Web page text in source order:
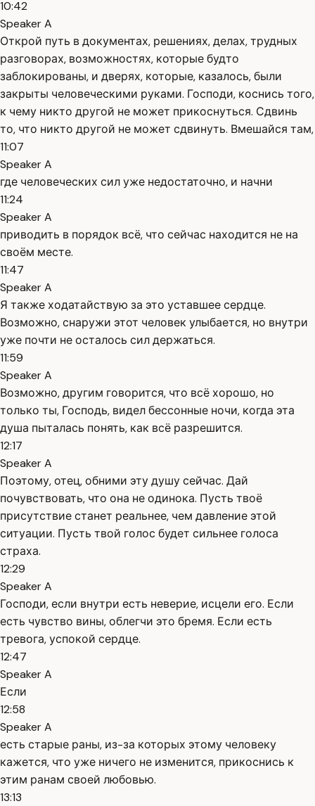
10:42
Speaker A
Открой путь в документах, решениях, делах, трудных
разговорах, возможностях, которые будто
заблокированы, и дверях, которые, казалось, были
закрыты человеческими руками. Господи, коснись того,
к чему никто другой не может прикоснуться. Сдвинь
то, что никто другой не может сдвинуть. Вмешайся там,
11:07
Speaker A
где человеческих сил уже недостаточно, и начни
11:24
Speaker A
приводить в порядок всё, что сейчас находится не на
своём месте.
11:47
Speaker A
Я также ходатайствую за это уставшее сердце.
Возможно, снаружи этот человек улыбается, но внутри
уже почти не осталось сил держаться.
11:59
Speaker A
Возможно, другим говорится, что всё хорошо, но
только ты, Господь, видел бессонные ночи, когда эта
душа пыталась понять, как всё разрешится.
12:17
Speaker A
Поэтому, отец, обними эту душу сейчас. Дай
почувствовать, что она не одинока. Пусть твоё
присутствие станет реальнее, чем давление этой
ситуации. Пусть твой голос будет сильнее голоса
страха.
12:29
Speaker A
Господи, если внутри есть неверие, исцели его. Если
есть чувство вины, облегчи это бремя. Если есть
тревога, успокой сердце.
12:47
Speaker A
Если
12:58
Speaker A
есть старые раны, из-за которых этому человеку
кажется, что уже ничего не изменится, прикоснись к
этим ранам своей любовью.
13:13